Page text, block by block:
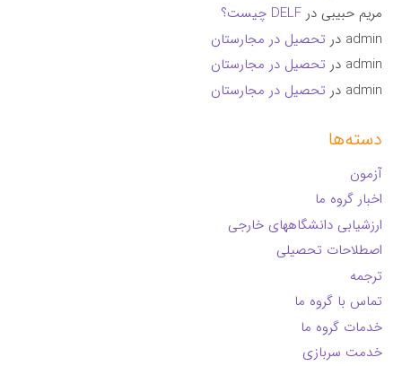
مریم حبیبی درDELF چیست؟
admin در تحصیل در مجارستان
admin در تحصیل در مجارستان
admin در تحصیل در مجارستان
دسته‌ها
آزمون
اخبار گروه ما
ارزشیابی دانشگاههای خارجی
اصطلاحات تحصیلی
ترجمه
تماس با گروه ما
خدمات گروه ما
خدمت سربازی